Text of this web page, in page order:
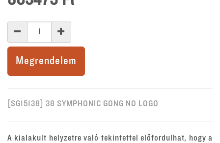
Megrendelem
[SG15138] 38 SYMPHONIC GONG NO LOGO
A kialakult helyzetre való tekintettel előfordulhat, hogy a